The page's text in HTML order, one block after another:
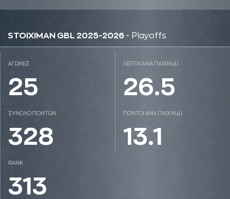
STOIXIMAN GBL 2025-2026 - Playoffs
ΑΓΩΝΕΣ
25
ΛΕΠΤΑ ΑΝΑ ΠΑΙΧΝΙΔΙ
26.5
ΣΥΝΟΛΟ ΠΟΝΤΩΝ
328
ΠΟΝΤΟΙ ΑΝΑ ΠΑΙΧΝΙΔΙ
13.1
RANK
313